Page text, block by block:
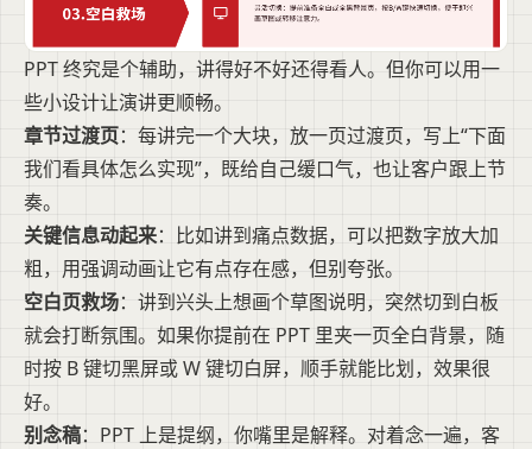
PPT 终究是个辅助，讲得好不好还得看人。但你可以用一
些小设计让演讲更顺畅。
章节过渡页：每讲完一个大块，放一页过渡页，写上“下面
我们看具体怎么实现”，既给自己缓口气，也让客户跟上节
奏。
关键信息动起来：比如讲到痛点数据，可以把数字放大加
粗，用强调动画让它有点存在感，但别夸张。
空白页救场：讲到兴头上想画个草图说明，突然切到白板
就会打断氛围。如果你提前在 PPT 里夹一页全白背景，随
时按 B 键切黑屏或 W 键切白屏，顺手就能比划，效果很
好。
别念稿：PPT 上是提纲，你嘴里是解释。对着念一遍，客